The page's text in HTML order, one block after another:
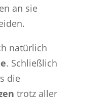
an sie
natürlich
. Schließlich
die
trotz aller